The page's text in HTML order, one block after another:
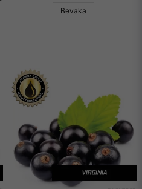
Bevaka
recept som du kan
sig till att låta användare
Vi väljer dock att inte länka
inte har kunnat testa.